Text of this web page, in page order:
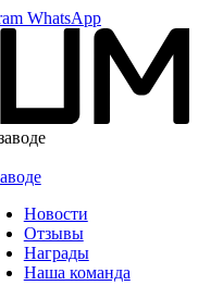
WhatsApp
Новости
Отзывы
Награды
Наша команда